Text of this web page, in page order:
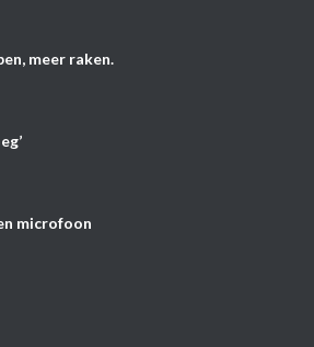
meer raken.
microfoon